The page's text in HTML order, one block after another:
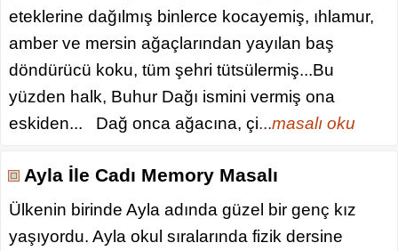
eteklerine dağılmış binlerce kocayemiş, ıhlamur,
amber ve mersin ağaçlarından yayılan baş
döndürücü koku, tüm şehri tütsülermiş...Bu
yüzden halk, Buhur Dağı ismini vermiş ona
eskiden... Dağ onca ağacına, çi...masalı oku
Ayla İle Cadı Memory Masalı
Ülkenin birinde Ayla adında güzel bir genç kız
yaşıyordu. Ayla okul sıralarında fizik dersine